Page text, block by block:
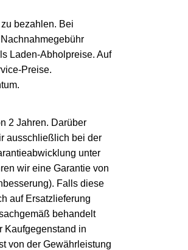
bezahlen. Bei
Laden-Abholpreise. Auf
Preise.
2 Jahren. Darüber
ausschließlich bei der
unter
wir eine Garantie von
Falls diese
auf Ersatzlieferung
behandelt
Kaufgegenstand in
von der Gewährleistung